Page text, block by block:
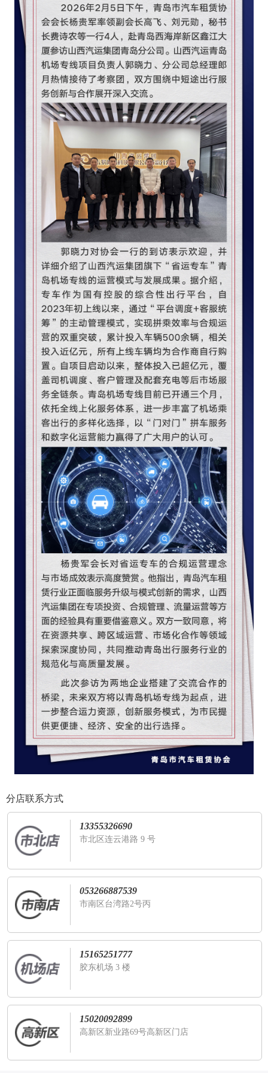
分店联系方式
13355326690
市北区连云港路 9 号
053266887539
市南区台湾路2号丙
15165251777
胶东机场 3 楼
15020092899
高新区新业路69号高新区门店